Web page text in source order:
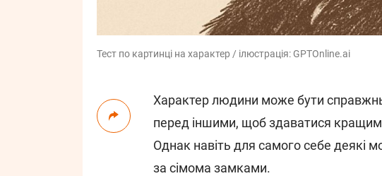
Тест по картинці на характер / ілюстрація: GPTOnline.ai
Характер людини може бути
перед іншими, щоб здаватися
Однак навіть для самого себе деякі
за сімома замками.